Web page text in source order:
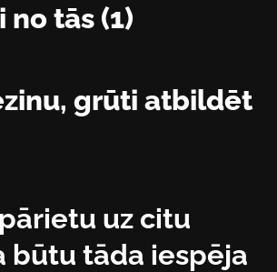
no tās (1)
grūti atbildēt
uz citu
būtu tāda iespēja